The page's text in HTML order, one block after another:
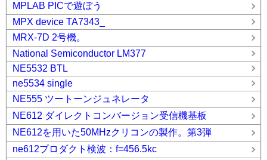
MPLAB PICで遊ぼう
MPX device TA7343_
MRX-7D 2号機。
National Semiconductor LM377
NE5532 BTL
ne5534 single
NE555 ツートーンジュネレータ
NE612 ダイレクトコンバージョン受信機基板
NE612を用いた50MHzクリコンの製作。第3弾
ne612プロダクト検波：f=456.5kc